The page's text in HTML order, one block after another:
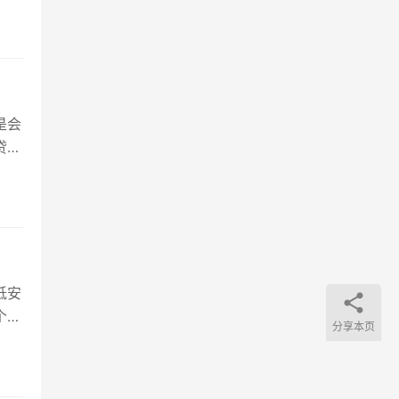
会
平
安
手
分享本页